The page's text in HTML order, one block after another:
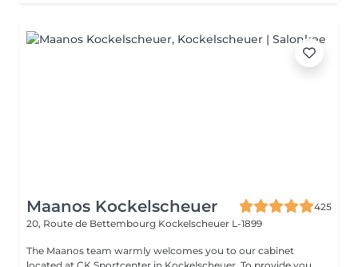
Maanos Kockelscheuer
425
20, Route de Bettembourg Kockelscheuer L-1899
The Maanos team warmly welcomes you to our cabinet